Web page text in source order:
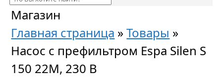
Магазин
Главная страница »Товары »
Насос с префильтром Espa Silen S
150 22М, 230 В